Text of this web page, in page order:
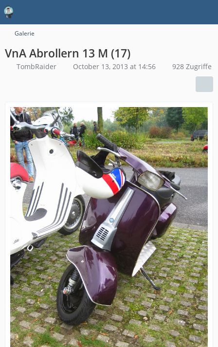
Galerie
VnA Abrollern 13 M (17)
TombRaider October 13, 2013 at 14:56 928 Zugriffe